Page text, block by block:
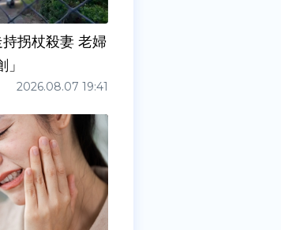
拐杖殺妻 老婦
2026.08.07 19:41